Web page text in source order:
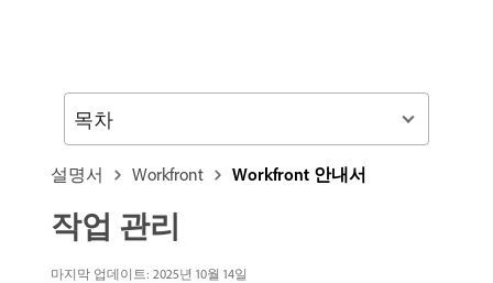
설명서 Workfront Workfront 안내서
작업 관리
마지막 업데이트: 2025년 10월 14일
목차